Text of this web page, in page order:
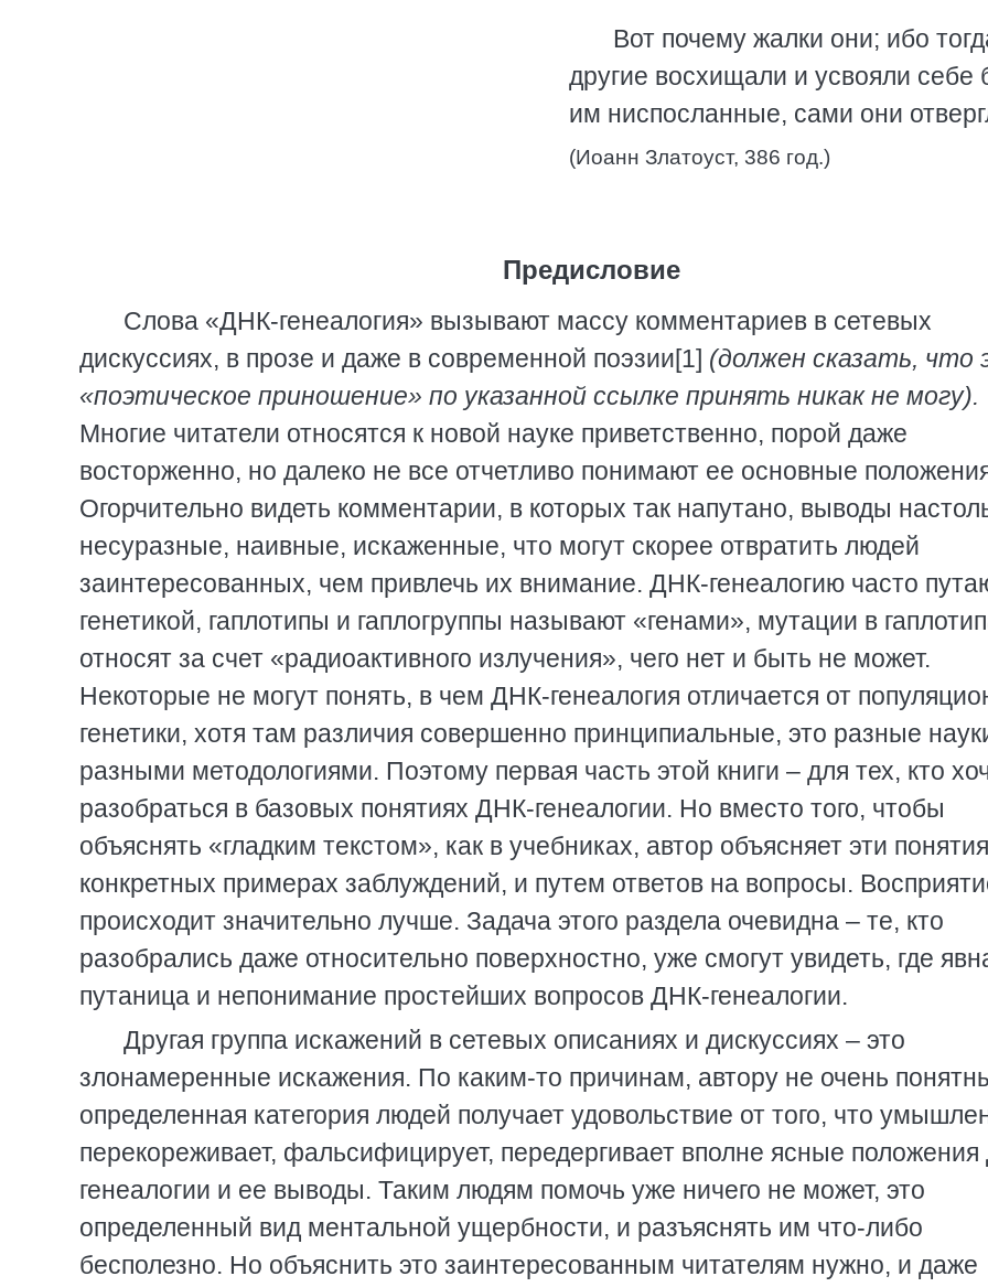
Вот почему жалки они; ибо
другие восхищали и усвояли себе
им ниспосланные, сами они
(Иоанн Златоуст, 386 год.)
Предисловие
Слова «ДНК-генеалогия» вызывают массу комментариев в сетевых
дискуссиях, в прозе и даже в современной поэзии[1] (должен сказать, что
«поэтическое приношение» по указанной ссылке принять никак не могу).
Многие читатели относятся к новой науке приветственно, порой даже
восторженно, но далеко не все отчетливо понимают ее основные
Огорчительно видеть комментарии, в которых так напутано, выводы
несуразные, наивные, искаженные, что могут скорее отвратить людей
заинтересованных, чем привлечь их внимание. ДНК-генеалогию часто
генетикой, гаплотипы и гаплогруппы называют «генами», мутации в
относят за счет «радиоактивного излучения», чего нет и быть не может.
Некоторые не могут понять, в чем ДНК-генеалогия отличается от
генетики, хотя там различия совершенно принципиальные, это разные
разными методологиями. Поэтому первая часть этой книги – для тех, кто
разобраться в базовых понятиях ДНК-генеалогии. Но вместо того, чтобы
объяснять «гладким текстом», как в учебниках, автор объясняет эти
конкретных примерах заблуждений, и путем ответов на вопросы.
происходит значительно лучше. Задача этого раздела очевидна – те, кто
разобрались даже относительно поверхностно, уже смогут увидеть, где
путаница и непонимание простейших вопросов ДНК-генеалогии.
Другая группа искажений в сетевых описаниях и дискуссиях – это
злонамеренные искажения. По каким-то причинам, автору не очень
определенная категория людей получает удовольствие от того, что
перекореживает, фальсифицирует, передергивает вполне ясные
генеалогии и ее выводы. Таким людям помочь уже ничего не может, это
определенный вид ментальной ущербности, и разъяснять им что-либо
бесполезно. Но объяснить это заинтересованным читателям нужно, и даже